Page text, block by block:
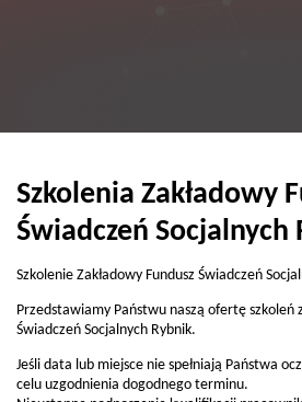
Szkolenia Zakładowy
Świadczeń Socjalnych
Szkolenie Zakładowy Fundusz Świadczeń
Przedstawiamy Państwu naszą ofertę szkoleń
Świadczeń Socjalnych Rybnik.
Jeśli data lub miejsce nie spełniają Państwa
celu uzgodnienia dogodnego terminu.